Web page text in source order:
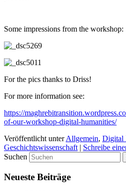
Some impressions from the workshop:
For the pics thanks to Driss!
For more information see:
https://
of-our-workshop-digital-humanities/
Veröffentlicht unter Allgemein, Digital
Geschichtswissenschaft | Schreibe
Suchen
Neueste Beiträge